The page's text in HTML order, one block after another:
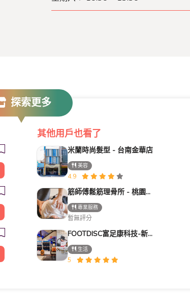
探索更多
其他用戶也看了
米蘭時尚髮型 - 台南金華店
美容
4.9
筋師傅鬆筋理骨所 - 桃園整復/推拿/民俗療法/整骨
專業服務
暫無評分
FOOTDISC富足康科技-新光三越-桃園站前店
生活
5